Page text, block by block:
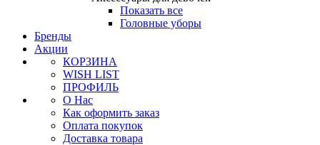
Показать все
Головные уборы
Бренды
Акции
КОРЗИНА
WISH LIST
ПРОФИЛЬ
О Нас
Как оформить заказ
Оплата покупок
Доставка товара